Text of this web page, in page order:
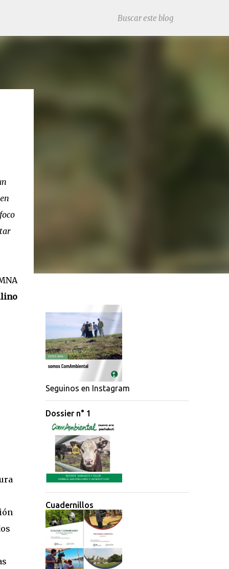
Seguinos en Instagram
Dossier n° 1
Cuadernillos